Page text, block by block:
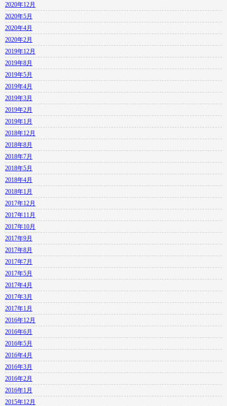
2020年12月
2020年5月
2020年4月
2020年2月
2019年12月
2019年8月
2019年5月
2019年4月
2019年3月
2019年2月
2019年1月
2018年12月
2018年8月
2018年7月
2018年5月
2018年4月
2018年1月
2017年12月
2017年11月
2017年10月
2017年9月
2017年8月
2017年7月
2017年5月
2017年4月
2017年3月
2017年1月
2016年12月
2016年6月
2016年5月
2016年4月
2016年3月
2016年2月
2016年1月
2015年12月